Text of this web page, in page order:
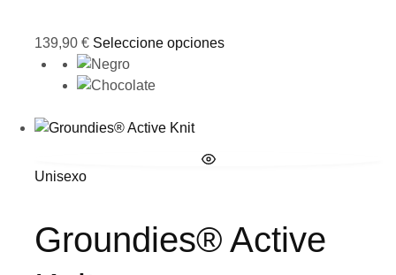
139,90 € Seleccione opciones
Unisexo
Groundies® Active